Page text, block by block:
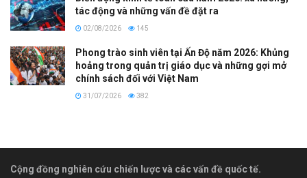
tác động và những vấn đề đặt ra
02/08/2026 145
Phong trào sinh viên tại Ấn Độ năm 2026: Khủng
hoảng trong quản trị giáo dục và những gợi mở
chính sách đối với Việt Nam
31/07/2026 382
Cộng đồng nghiên cứu chiến lược và các vấn đề quốc tế.